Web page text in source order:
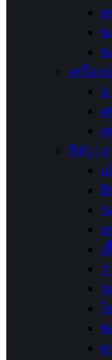
อุ
ข
ข
เครื่อง
น
เ
เ
กีฬา / ง
แ
สิ
ร
อุ
เ
ว่
ร่
โ
ชุ
คู